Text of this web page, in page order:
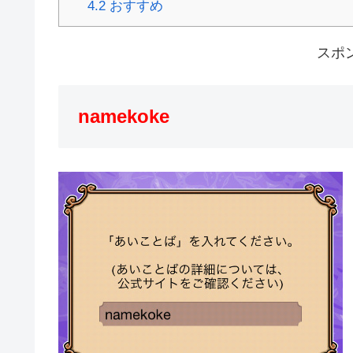
4.2おすすめ
スポ
namekoke